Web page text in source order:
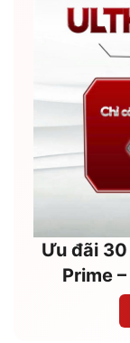
Ưu đãi
Prime